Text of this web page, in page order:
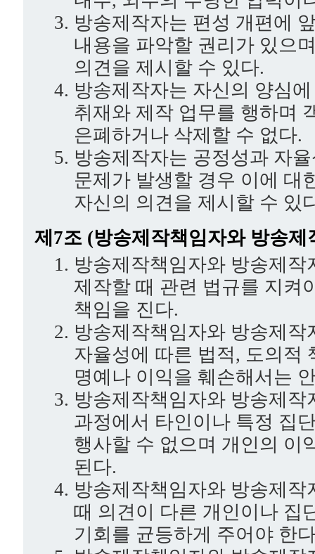
방송제작자는 편성 개편에
내용을 파악할 권리가 있으
의견을 제시할 수 있다.
방송제작자는 자신의 양심
취재와 제작 업무를 행하며
은폐하거나 삭제할 수 없다.
방송제작자는 공정성과 자
문제가 발생할 경우 이에 대
자신의 의견을 제시할 수 있
제7조 (방송제작책임자와 방송제
방송제작책임자와 방송제작
제작할 때 관련 법규를 지켜
책임을 진다.
방송제작책임자와 방송제작
자율성에 따른 법적, 도의적
명예나 이익을 훼손해서는
방송제작책임자와 방송제작
과정에서 타인이나 특정 집
행사할 수 없으며 개인의 이
된다.
방송제작책임자와 방송제
때 의견이 다른 개인이나 집
기회를 균등하게 주어야 한